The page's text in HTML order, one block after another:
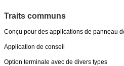
Traits communs
Conçu pour des applications de panneau
Application de conseil
Option terminale avec de divers types